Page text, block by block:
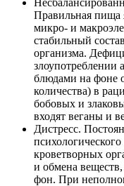
Правильная пища
микро- и
стабильный
организма.
злоупотреблении
блюдами на фоне
количества) в
бобовых и
входят веганы и
Дистресс.
кроветворных
и обмена
фон. При